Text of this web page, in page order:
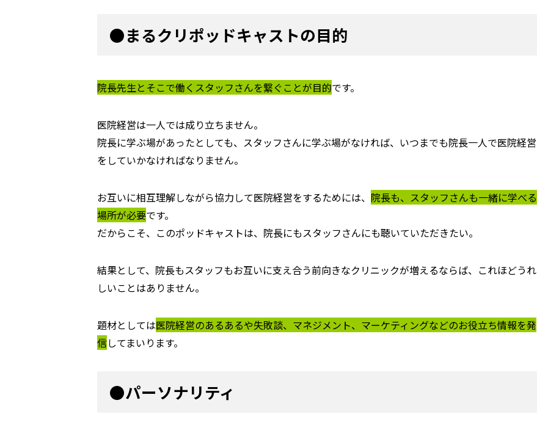
●まるクリポッドキャストの目的
院長先生とそこで働くスタッフさんを繋ぐことが目的です。
医院経営は一人では成り立ちません。
院長に学ぶ場があったとしても、スタッフさんに学ぶ場がなければ、いつまでも院長一人で医院経営
をしていかなければなりません。
お互いに相互理解しながら協力して医院経営をするためには、 院長も、スタッフさんも一緒に学べる
場所が必要です。
だからこそ、このポッドキャストは、院長にもスタッフさんにも聴いていただきたい。
結果として、院長もスタッフもお互いに支え合う前向きなクリニックが増えるならば、これほどうれ
しいことはありません。
題材としては医院経営のあるあるや失敗談、マネジメント、マーケティングなどのお役立ち情報を発
信してまいります。
●パーソナリティ